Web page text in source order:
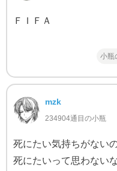
ＦＩＦＡ
小瓶
mzk
234904通目の小瓶
死にたい気持ちがない
死にたいって思わない